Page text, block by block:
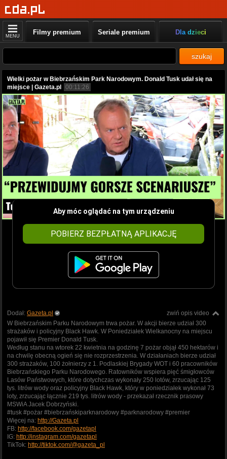
MENU Filmy premium Seriale premium Dla dzieci
szukaj
Wielki pożar w Biebrzańskim Park Narodowym. Donald Tusk udał się na
miejsce | Gazeta.pl
00:11:26
Aby móc oglądać na tym urządzeniu
POBIERZ BEZPŁATNĄ APLIKACJĘ
zwiń opis video
Dodał: Gazeta.pl
W Biebrzańskim Parku Narodowym trwa pożar. W akcji bierze udział 300
strażaków i policyjny Black Hawk. W Poniedziałek Wielkanocny na miejscu
pojawił się Premier Donald Tusk.
Według stanu na wtorek 22 kwietnia na godzinę 7 pożar objął 450 hektarów i
na chwilę obecną ogień się nie rozprzestrzenia. W działaniach bierze udział
300 strażaków, 100 żołnierzy z 1. Podlaskiej Brygady WOT i 60 pracowników
Biebrzańskiego Parku Narodowego. Ratowników wspiera pięć śmigłowców
Lasów Państwowych, które dotychczas wykonały 250 lotów, zrzucając 125
tys. litrów wody oraz policyjny Black Hawk, który w poniedziałek wykonał 73
loty, zrzucając łącznie 219 tys. litrów wody - przekazał rzecznik prasowy
MSWiA Jacek Dobrzyński.
#tusk #pożar #biebrzańskiparknarodowy #parknarodowy #premier
Więcej na: http://Gazeta.pl
FB: http://facebook.com/gazetapl
IG: http://instagram.com/gazetapl
TikTok: http://tiktok.com/@gazeta_pl